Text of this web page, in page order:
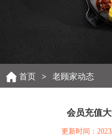
首页 > 老顾家动态
会员充值
更新时间：